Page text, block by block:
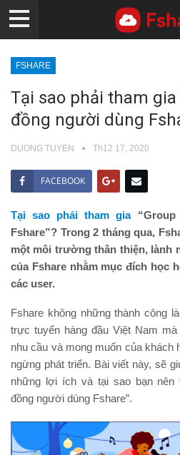
FSHARE
Tại sao phải tham gia
đồng người dùng
DUONG TUYEN Th12 17, 2020
FACEBOOK
Tại sao phải tham gia“Group
Fshare”? Trong 2 tháng qua,
một môi trường thân thiện, lành
của Fshare nhằm mục đích học
các user.
Fshare không những thành công
trực tuyến hàng đầu Việt Nam
nhu cầu và mong muốn của khách
ngừng phát triển. Bài viết này, sẽ
những lợi ích và tại sao bạn nên
đồng người dùng Fshare”.